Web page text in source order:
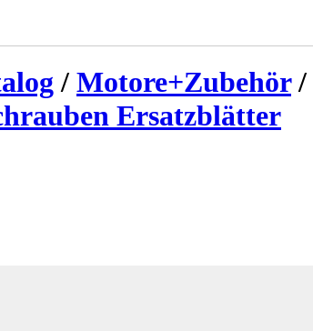
/ Motore+Zubehör/
Ersatzblätter